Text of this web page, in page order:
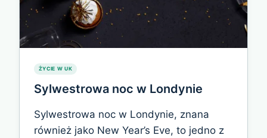
ŻYCIE W UK
Sylwestrowa noc w Londynie
Sylwestrowa noc w Londynie, znana
również jako New Year’s Eve, to jedno z